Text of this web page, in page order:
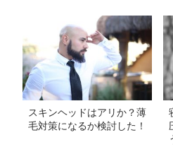
スキンヘッドはアリか？薄
毛対策になるか検討した！